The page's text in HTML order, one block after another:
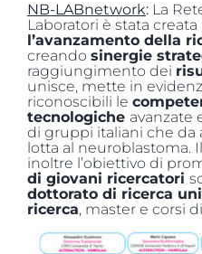
NB-LABnetwork:La
Laboratori è stata creata
l’avanzamento della
creando sinergie
raggiungimento dei
unisce, mette in
riconoscibili le
tecnologiche avanzate
di gruppi italiani che da
lotta al neuroblastoma. Il
inoltre l’obiettivo di
di giovani ricercatori
dottorato di ricerca
ricerca, master e corsi